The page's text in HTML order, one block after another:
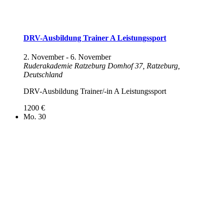
DRV-Ausbildung Trainer A Leistungssport
2. November- 6. November
Ruderakademie Ratzeburg Domhof 37, Ratzeburg,
Deutschland
DRV-Ausbildung Trainer/-in A Leistungssport
1200 €
Mo. 30